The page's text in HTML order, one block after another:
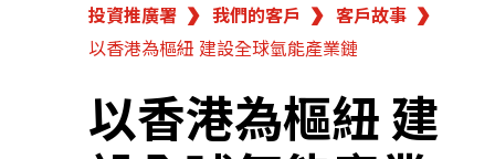
繁 简
香港營商優勢
我們的客戶
投資推廣署 我們的客戶
客戶故事
以香港為樞紐 建設全球氫能產業鏈
以香港為樞紐 建